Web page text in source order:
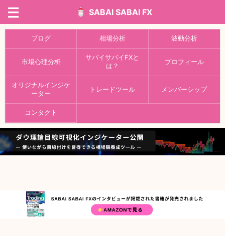
SABAI SABAI FX
ブログ 相場分析 波動分析
市場心理分析
サバイサバイFXと
は？
プロフィール
オリジナルインジケ
ーター
トレードツール メンバーシップ
コンタクト